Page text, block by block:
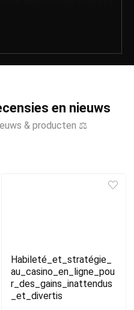
en nieuws
& producten ⚖
Habileté_et_stratégie_
au_casino_en_ligne_pou
r_des_gains_inattendus
_et_divertis